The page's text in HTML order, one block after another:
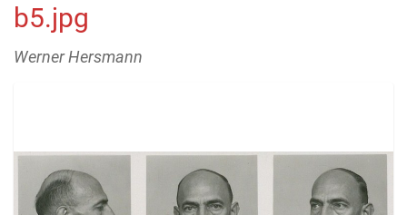
b5.jpg
Werner Hersmann